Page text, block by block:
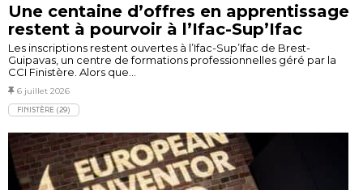
Une centaine d’offres en apprentissage
restent à pourvoir à l’Ifac-Sup’Ifac
Les inscriptions restent ouvertes à l’Ifac-Sup’Ifac de Brest-
Guipavas, un centre de formations professionnelles géré par la
CCI Finistère. Alors que...
6 juillet 2026
FINISTÈRE (29)